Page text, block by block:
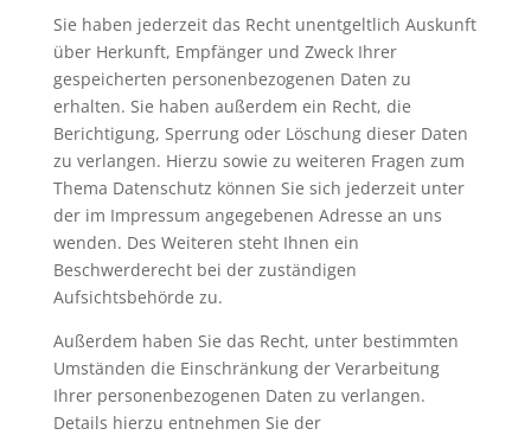
Sie haben jederzeit das Recht unentgeltlich Auskunft
über Herkunft, Empfänger und Zweck Ihrer
gespeicherten personenbezogenen Daten zu
erhalten. Sie haben außerdem ein Recht, die
Berichtigung, Sperrung oder Löschung dieser Daten
zu verlangen. Hierzu sowie zu weiteren Fragen zum
Thema Datenschutz können Sie sich jederzeit unter
der im Impressum angegebenen Adresse an uns
wenden. Des Weiteren steht Ihnen ein
Beschwerderecht bei der zuständigen
Aufsichtsbehörde zu.
Außerdem haben Sie das Recht, unter bestimmten
Umständen die Einschränkung der Verarbeitung
Ihrer personenbezogenen Daten zu verlangen.
Details hierzu entnehmen Sie der